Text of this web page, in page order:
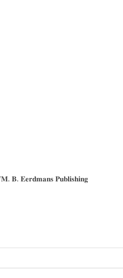
𝐁. 𝐄𝐞𝐫𝐝𝐦𝐚𝐧𝐬 𝐏𝐮𝐛𝐥𝐢𝐬𝐡𝐢𝐧𝐠